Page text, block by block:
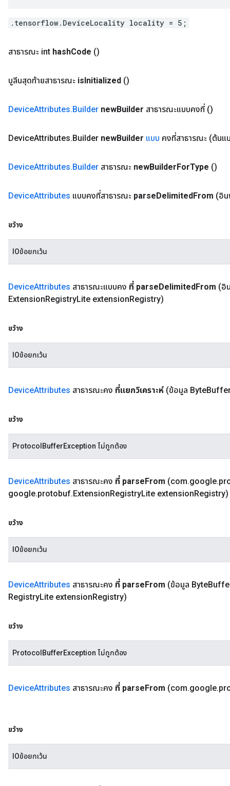
.tensorflow.DeviceLocality locality = 5;
สาธารณะ int hashCode ()
บูลีนสุดท้ายสาธารณะ isInitialized ()
DeviceAttributes.Builder newBuilder สาธารณะแบบคงที่ ()
DeviceAttributes.Builder newBuilder แบบ คงที่สาธารณะ (ต้นแ
DeviceAttributes.Builder สาธารณะ newBuilderForType ()
DeviceAttributes แบบคงที่สาธารณะ parseDelimitedFrom (อิ
ขว้าง
IOข้อยกเว้น
DeviceAttributes สาธารณะแบบคง ที่ parseDelimitedFrom (อิ
ExtensionRegistryLite extensionRegistry)
ขว้าง
IOข้อยกเว้น
DeviceAttributes สาธารณะคง ที่แยกวิเคราะห์ (ข้อมูล Byte
ขว้าง
ProtocolBufferException ไม่ถูกต้อง
DeviceAttributes สาธารณะคง ที่ parseFrom (com.google.
google.protobuf.ExtensionRegistryLite extensionRegistry)
ขว้าง
IOข้อยกเว้น
DeviceAttributes สาธารณะคง ที่ parseFrom (ข้อมูล Byte
RegistryLite extensionRegistry)
ขว้าง
ProtocolBufferException ไม่ถูกต้อง
DeviceAttributes สาธารณะคง ที่ parseFrom (com.google.
ขว้าง
IOข้อยกเว้น